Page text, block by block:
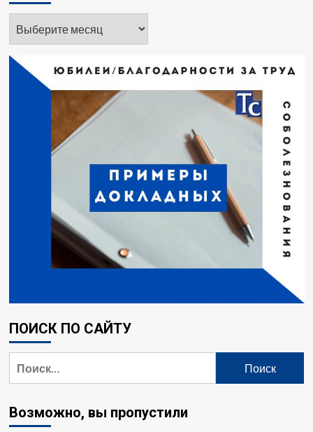
ПОИСК ПО САЙТУ
Возможно, вы пропустили